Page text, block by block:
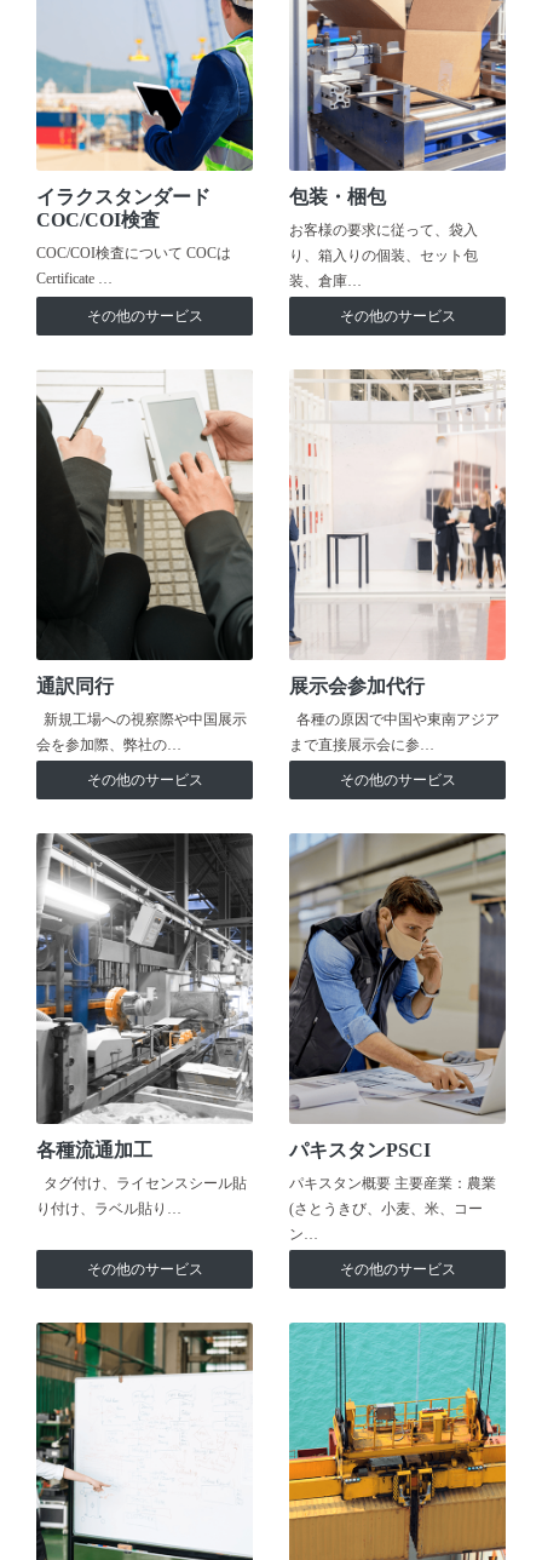
イラクスタンダード
COC/COI検査
COC/COI検査について COCは
Certificate …
その他のサービス
包装・梱包
お客様の要求に従って、袋入
り、箱入りの個装、セット包
装、倉庫…
その他のサービス
通訳同行
新規工場への視察際や中国展示
会を参加際、弊社の…
その他のサービス
展示会参加代行
各種の原因で中国や東南アジア
まで直接展示会に参…
その他のサービス
各種流通加工
タグ付け、ライセンスシール貼
り付け、ラベル貼り…
その他のサービス
パキスタンPSCI
パキスタン概要 主要産業：農業
(さとうきび、小麦、米、コー
ン…
その他のサービス